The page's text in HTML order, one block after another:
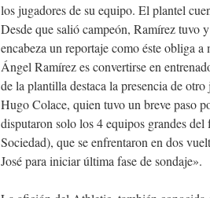
los jugadores de su equipo. El plantel
Desde que salió campeón, Ramírez tuvo
encabeza un reportaje como éste obliga
Ángel Ramírez es convertirse en
de la plantilla destaca la presencia de
Hugo Colace, quien tuvo un breve paso
disputaron solo los 4 equipos grandes
Sociedad), que se enfrentaron en dos
José para iniciar última fase de sondaje».